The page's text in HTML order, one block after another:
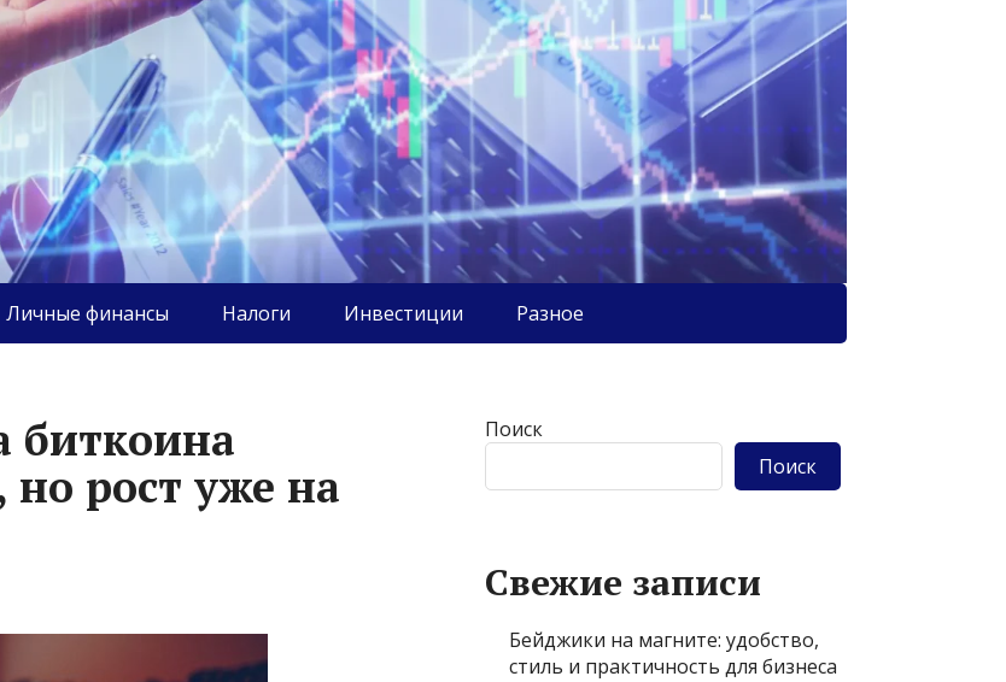
Личные финансы Налоги Инвестиции Разное
биткоина
но рост уже на
Поиск
Поиск
Свежие записи
Бейджики на магните: удобство,
стиль и практичность для бизнеса